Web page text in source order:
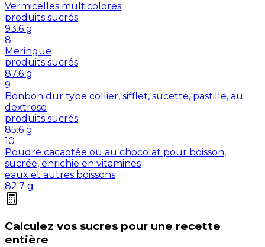
Vermicelles multicolores
produits sucrés
93.6 g
8
Meringue
produits sucrés
87.6 g
9
Bonbon dur type collier, sifflet, sucette, pastille, au
dextrose
produits sucrés
85.6 g
10
Poudre cacaotée ou au chocolat pour boisson,
sucrée, enrichie en vitamines
eaux et autres boissons
82.7 g
Calculez vos sucres pour une recette
entière